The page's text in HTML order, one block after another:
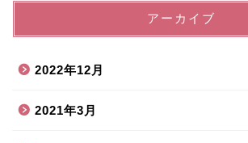
アーカイブ
2022年12月
2021年3月